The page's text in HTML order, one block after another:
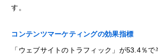
す。
コンテンツマーケティングの効果指標
「ウェブサイトのトラフィック」が53.4％で